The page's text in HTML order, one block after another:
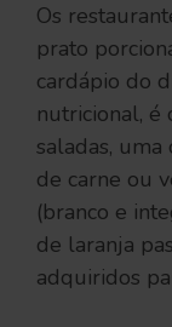
Os
prato
cardápio do
nutricional, é
saladas,
de carne ou
(branco e
de laranja
adquiridos